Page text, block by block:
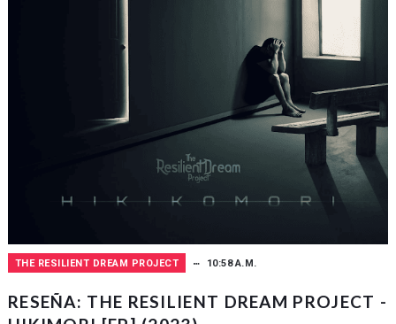
THE RESILIENT DREAM PROJECT 10:58 A.M.
RESEÑA: THE RESILIENT DREAM PROJECT -